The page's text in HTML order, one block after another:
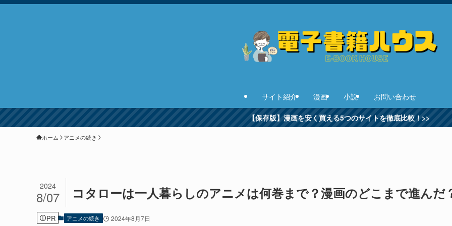
サイト紹介 漫画 小説 お問い合わせ
【保存版】漫画を安く買える5つのサイトを徹底比較！>>
ホーム アニメの続き
コタローは一人暮らしのアニメは何巻まで？漫画のどこまで進んだ
2024
8/07
PR アニメの続き 2024年8月7日